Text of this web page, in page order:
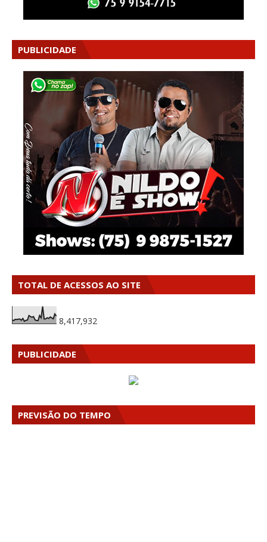
PUBLICIDADE
TOTAL DE ACESSOS AO SITE
8,417,932
PUBLICIDADE
PREVISÃO DO TEMPO